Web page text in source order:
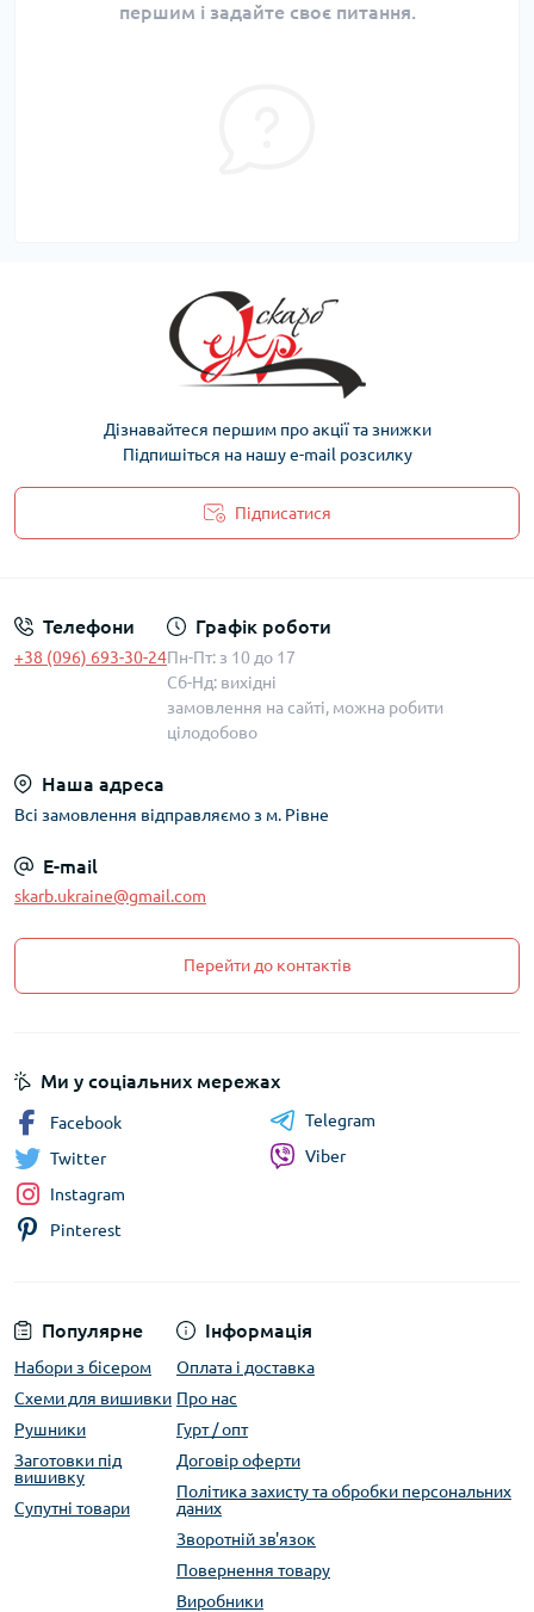
першим і задайте своє питання.
Дізнавайтеся першим про акції та знижки
Підпишіться на нашу e-mail розсилку
Підписатися
Телефони
+38 (096) 693-30-24
Графік роботи
Пн-Пт: з 10 до 17
Сб-Нд: вихідні
замовлення на сайті, можна робити
цілодобово
Наша адреса
Всі замовлення відправляємо з м. Рівне
E-mail
skarb.ukraine@gmail.com
Перейти до контактів
Популярне
Набори з бісером
Схеми для вишивки
Рушники
Заготовки під
вишивку
Супутні товари
Інформація
Оплата і доставка
Про нас
Гурт / опт
Договір оферти
Політика захисту та обробки персональних
даних
Зворотній зв'язок
Повернення товару
Виробники
Ми у соціальних мережах
Facebook
Twitter
Instagram
Pinterest
Telegram
Viber